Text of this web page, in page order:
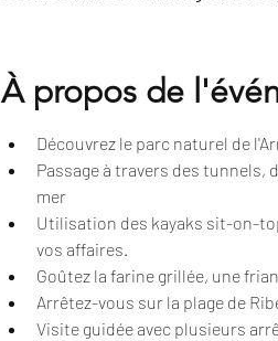
À propos de
Découvrez le parc naturel de
Passage à travers des
mer
Utilisation des kayaks sit-on-
vos affaires.
Goûtez la farine grillée, une
Arrêtez-vous sur la plage de
Visite guidée avec plusieurs